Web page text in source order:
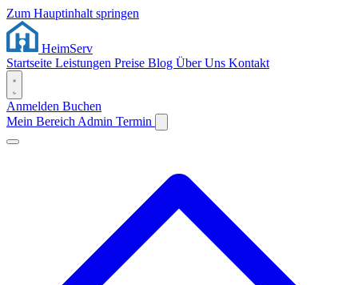
Zum Hauptinhalt springen
HeimServ
Startseite Leistungen Preise Blog Über Uns Kontakt
Anmelden Buchen
Mein Bereich Admin Termin